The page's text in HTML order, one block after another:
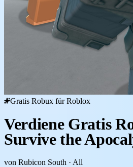
Gratis Robux für Roblox
Verdiene Gratis
Survive the
von Rubicon South · All